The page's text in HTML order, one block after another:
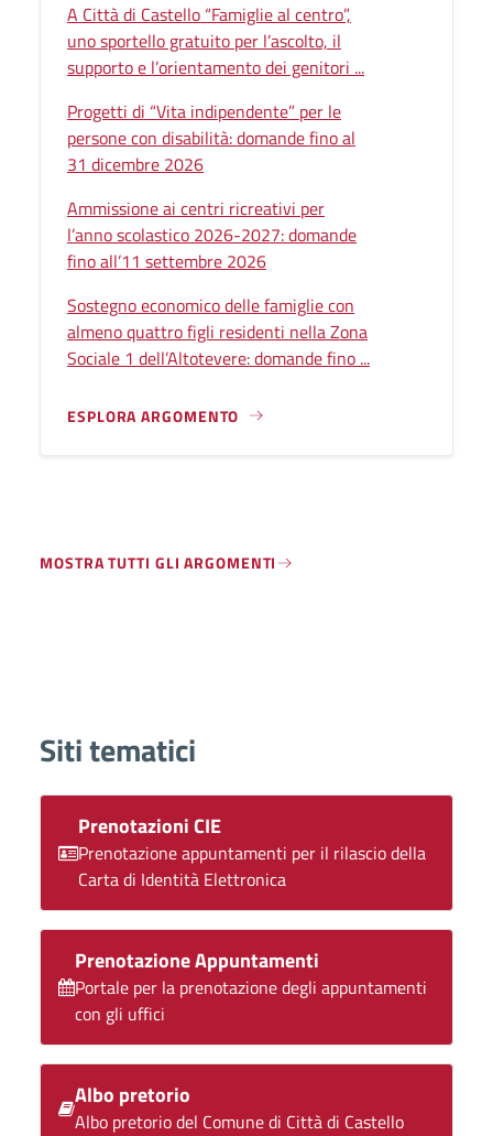
A Città di Castello “Famiglie al centro”,
uno sportello gratuito per l’ascolto, il
supporto e l’orientamento dei genitori ...
Progetti di “Vita indipendente” per le
persone con disabilità: domande fino al
31 dicembre 2026
Ammissione ai centri ricreativi per
l’anno scolastico 2026-2027: domande
fino all’11 settembre 2026
Sostegno economico delle famiglie con
almeno quattro figli residenti nella Zona
Sociale 1 dell’Altotevere: domande fino ...
ESPLORA ARGOMENTO
MOSTRA TUTTI GLI ARGOMENTI
Siti tematici
Prenotazioni CIE
Prenotazione appuntamenti per il rilascio della
Carta di Identità Elettronica
Prenotazione Appuntamenti
Portale per la prenotazione degli appuntamenti
con gli uffici
Albo pretorio
Albo pretorio del Comune di Città di Castello